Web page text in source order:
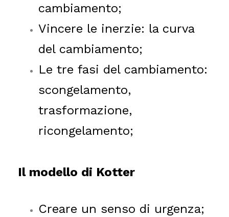
cambiamento;
Vincere le inerzie: la curva
del cambiamento;
Le tre fasi del cambiamento:
scongelamento,
trasformazione,
ricongelamento;
Il modello di Kotter
Creare un senso di urgenza;